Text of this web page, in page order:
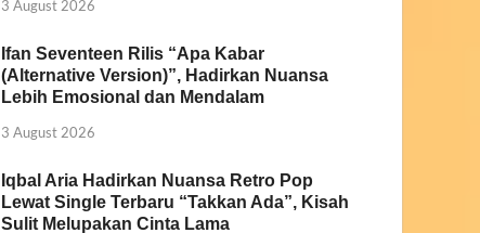
3 August 2026
Ifan Seventeen Rilis “Apa Kabar
(Alternative Version)”, Hadirkan Nuansa
Lebih Emosional dan Mendalam
3 August 2026
Iqbal Aria Hadirkan Nuansa Retro Pop
Lewat Single Terbaru “Takkan Ada”, Kisah
Sulit Melupakan Cinta Lama